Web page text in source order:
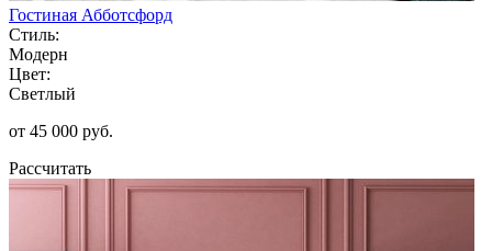
Гостиная Абботсфорд
Стиль:
Модерн
Цвет:
Светлый
от 45 000 руб.
Рассчитать